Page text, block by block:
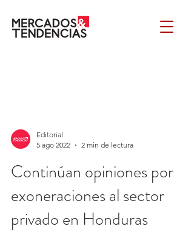
Editorial
5 ago 2022
2 min de lectura
Continúan opiniones por
exoneraciones al sector
privado en Honduras